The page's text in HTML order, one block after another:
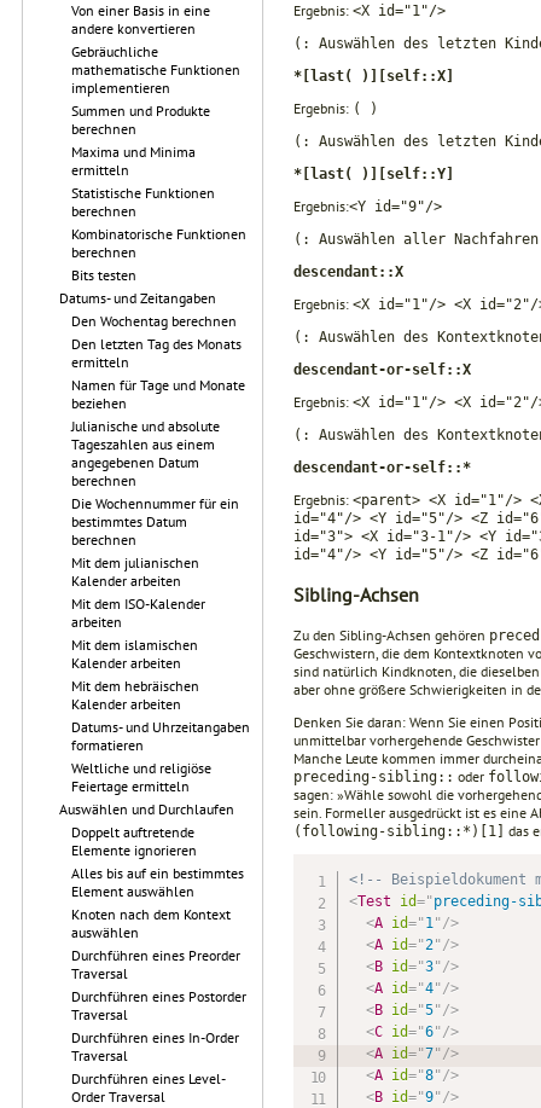
Von einer Basis in eine
andere konvertieren
Gebräuchliche
mathematische Funktionen
implementieren
Summen und Produkte
berechnen
Maxima und Minima
ermitteln
Statistische Funktionen
berechnen
Kombinatorische Funktionen
berechnen
Bits testen
Datums- und Zeitangaben
Den Wochentag berechnen
Den letzten Tag des Monats
ermitteln
Namen für Tage und Monate
beziehen
Julianische und absolute
Tageszahlen aus einem
angegebenen Datum
berechnen
Die Wochennummer für ein
bestimmtes Datum
berechnen
Mit dem julianischen
Kalender arbeiten
Mit dem ISO-Kalender
arbeiten
Mit dem islamischen
Kalender arbeiten
Mit dem hebräischen
Kalender arbeiten
Datums- und Uhrzeitangaben
formatieren
Weltliche und religiöse
Feiertage ermitteln
Auswählen und Durchlaufen
Doppelt auftretende
Elemente ignorieren
Alles bis auf ein bestimmtes
Element auswählen
Knoten nach dem Kontext
auswählen
Durchführen eines Preorder
Traversal
Durchführen eines Postorder
Traversal
Durchführen eines In-Order
Traversal
Durchführen eines Level-
Order Traversal
Ergebnis: <X id="1"/>
(: Auswählen des letzten
*[last( )][self::X]
Ergebnis: ( )
(: Auswählen des letzten
*[last( )][self::Y]
Ergebnis:<Y id="9"/>
(: Auswählen aller
descendant::X
Ergebnis: <X id="1"/> <X
(: Auswählen des
descendant-or-self::X
Ergebnis: <X id="1"/> <X
(: Auswählen des
descendant-or-self::*
Ergebnis: <parent> <X id="1"/>
id="4"/> <Y id="5"/> <Z
id="3"> <X id="3-1"/> <Y
id="4"/> <Y id="5"/> <Z
Sibling-Achsen
Zu den Sibling-Achsen gehören
Geschwistern, die dem Kontextknoten
sind natürlich Kindknoten, die
aber ohne größere Schwierigkeiten in
Denken Sie daran: Wenn Sie einen
unmittelbar vorhergehende
Manche Leute kommen immer
preceding-sibling:: oder
sagen: »Wähle sowohl die
sein. Formeller ausgedrückt ist es eine
(following-sibling::*)[1] das
<!-- Beispieldokument
<Test id="preceding-
<A id="1"/>
<A id="2"/>
<B id="3"/>
<A id="4"/>
<B id="5"/>
<C id="6"/>
<A id="7"/>
<A id="8"/>
<B id="9"/>